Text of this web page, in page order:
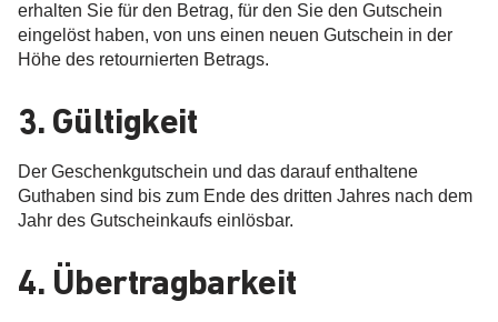
erhalten Sie für den Betrag, für den Sie den Gutschein
eingelöst haben, von uns einen neuen Gutschein in der
Höhe des retournierten Betrags.
3. Gültigkeit
Der Geschenkgutschein und das darauf enthaltene
Guthaben sind bis zum Ende des dritten Jahres nach dem
Jahr des Gutscheinkaufs einlösbar.
4. Übertragbarkeit